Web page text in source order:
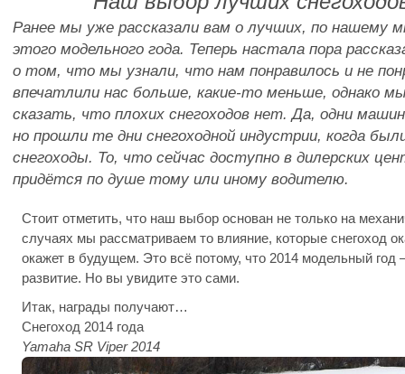
Ранее мы уже рассказали вам о лучших, по нашему
этого модельного года. Теперь настала пора
о том, что мы узнали, что нам понравилось и не
впечатлили нас больше, какие-то меньше, однако
сказать, что плохих снегоходов нет. Да, одни
но прошли те дни снегоходной индустрии, когда
снегоходы. То, что сейчас доступно в дилерских
придётся по душе тому или иному водителю.
Стоит отметить, что наш выбор основан не только на
случаях мы рассматриваем то влияние, которые снегоход
окажет в будущем. Это всё потому, что 2014 модельный год
развитие. Но вы увидите это сами.
Итак, награды получают…
Снегоход 2014 года
Yamaha SR Viper 2014